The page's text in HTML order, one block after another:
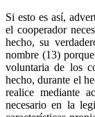
Si esto es así,
el cooperador
hecho, su
nombre (13)
voluntaria de los
hecho, durante el
realice mediante
necesario en la